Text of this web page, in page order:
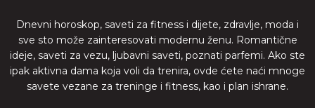
Dnevni horoskop, saveti za fitness i dijete, zdravlje, moda i
sve sto može zainteresovati modernu ženu. Romantične
ideje, saveti za vezu, ljubavni saveti, poznati parfemi. Ako ste
ipak aktivna dama koja voli da trenira, ovde ćete naći mnoge
savete vezane za treninge i fitness, kao i plan ishrane.